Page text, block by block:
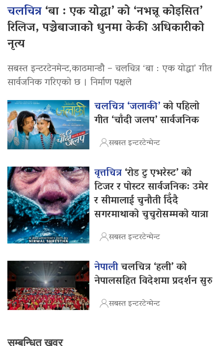
चलचित्र‘बा : एक योद्धा’ को ‘नभन्नू कोइसित’
रिलिज, पञ्चेबाजाको धुनमा केकी अधिकारीको
नृत्य
सबस्त इन्टरटेनमेन्ट,काठमान्डौ – चलचित्र ‘बा : एक योद्धा’ गीत
सार्वजनिक गरिएको छ । निर्माण पक्षले
चलचित्र ‘जलाकी’को पहिलो
गीत ‘चाँदी जलप’ सार्वजनिक
सबस्त इन्टरटेन्मेन्ट
वृत्तचित्र‘रोड टु एभरेस्ट’ को
टिजर र पोस्टर सार्वजनिक: उमेर
र सीमालाई चुनौती दिँदै
सगरमाथाको चुचुरोसम्मको यात्रा
सबस्त इन्टरटेन्मेन्ट
नेपालीचलचित्र ‘हली’ को
नेपालसहित विदेशमा प्रदर्शन सुरु
सबस्त इन्टरटेन्मेन्ट
सम्बन्धित खवर